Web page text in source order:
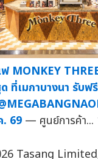
MONKEY
ที่เมกาบางนา รับฟ
69 — ศูนย์การค้า...
Tasang